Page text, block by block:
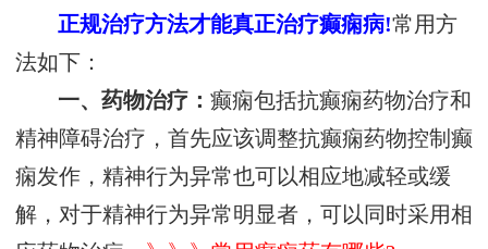
正规治疗方法才能真正治疗癫痫病!常用方
法如下：
一、药物治疗：癫痫包括抗癫痫药物治疗和
精神障碍治疗，首先应该调整抗癫痫药物控制癫
痫发作，精神行为异常也可以相应地减轻或缓
解，对于精神行为异常明显者，可以同时采用相